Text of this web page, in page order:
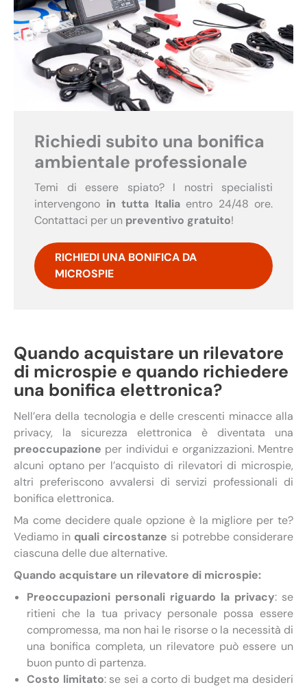
Richiedi subito una bonifica
ambientale professionale
Temi di essere spiato? I nostri specialisti
intervengono in tutta Italiaentro 24/48 ore.
Contattaci per un preventivo gratuito!
RICHIEDI UNA BONIFICA DA
MICROSPIE
Quando acquistare un rilevatore
di microspie e quando richiedere
una bonifica elettronica?
Nell’era della tecnologia e delle crescenti minacce alla
privacy, la sicurezza elettronica è diventata una
preoccupazione per individui e organizzazioni. Mentre
alcuni optano per l’acquisto di rilevatori di microspie,
altri preferiscono avvalersi di servizi professionali di
bonifica elettronica.
Ma come decidere quale opzione è la migliore per te?
Vediamo in quali circostanze si potrebbe considerare
ciascuna delle due alternative.
Quando acquistare un rilevatore di microspie:
Preoccupazioni personali riguardo la privacy: se
ritieni che la tua privacy personale possa essere
compromessa, ma non hai le risorse o la necessità di
una bonifica completa, un rilevatore può essere un
buon punto di partenza.
Costo limitato: se sei a corto di budget ma desideri